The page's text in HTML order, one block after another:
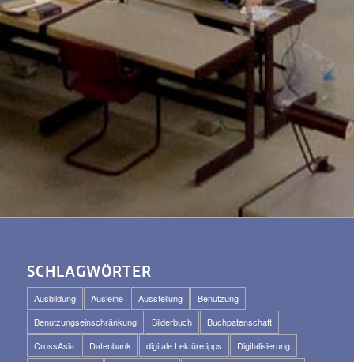
SCHLAGWÖRTER
Ausbildung Ausleihe Ausstellung
Benutzung
Benutzungseinschränkung
Bilderbuch
Buchpatenschaft
CrossAsia
Datenbank digitale Lektüretipps
Digitalisierung